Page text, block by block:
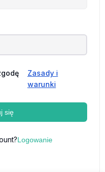
Zasady i
warunki
się
Logowanie